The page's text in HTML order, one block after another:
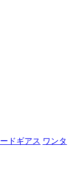
ドギアス ワンタ